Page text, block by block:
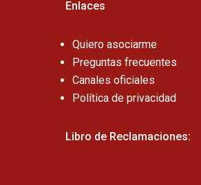
Enlaces
Quiero asociarme
Preguntas frecuentes
Canales oficiales
Política de privacidad
Libro de Reclamaciones: